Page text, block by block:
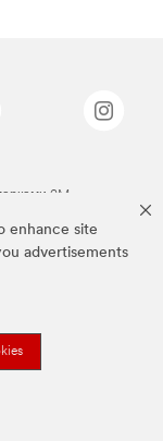
enhance site
advertisements
3M.